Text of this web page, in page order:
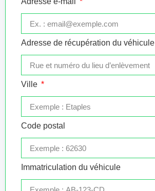
Adresse de récupération du véhicule
Ville
Code postal
Immatriculation du véhicule